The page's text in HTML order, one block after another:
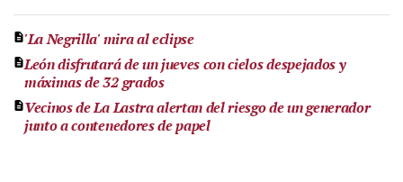
'La Negrilla' mira al eclipse
León disfrutará de un jueves con cielos despejados y
máximas de 32 grados
Vecinos de La Lastra alertan del riesgo de un generador
junto a contenedores de papel